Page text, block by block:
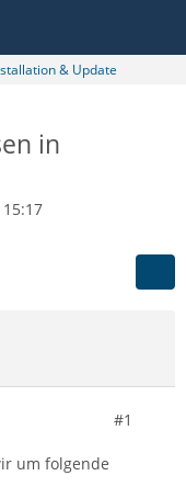
& Update
in
#1
um folgende